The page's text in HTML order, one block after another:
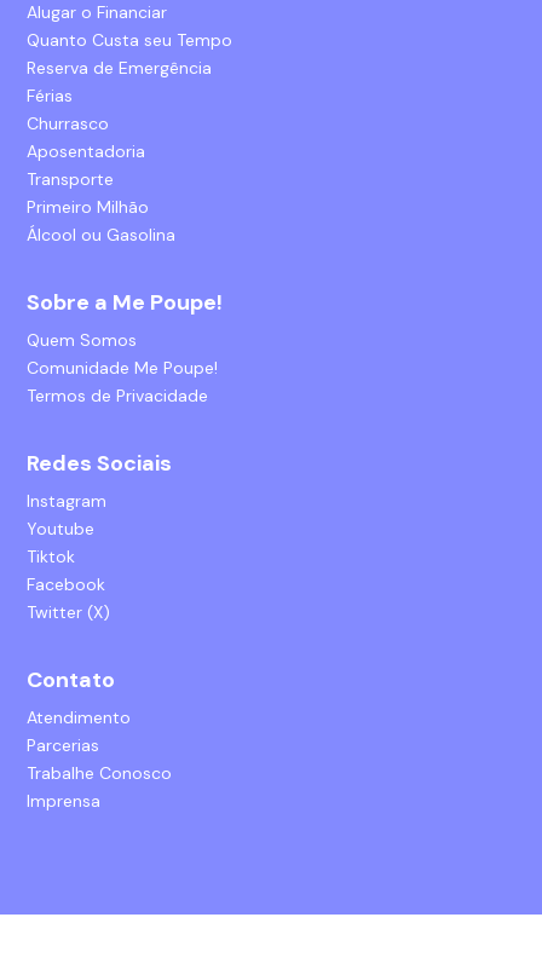
Alugar o Financiar
Quanto Custa seu Tempo
Reserva de Emergência
Férias
Churrasco
Aposentadoria
Transporte
Primeiro Milhão
Álcool ou Gasolina
Sobre a Me Poupe!
Quem Somos
Comunidade Me Poupe!
Termos de Privacidade
Redes Sociais
Instagram
Youtube
Tiktok
Facebook
Twitter (X)
Contato
Atendimento
Parcerias
Trabalhe Conosco
Imprensa